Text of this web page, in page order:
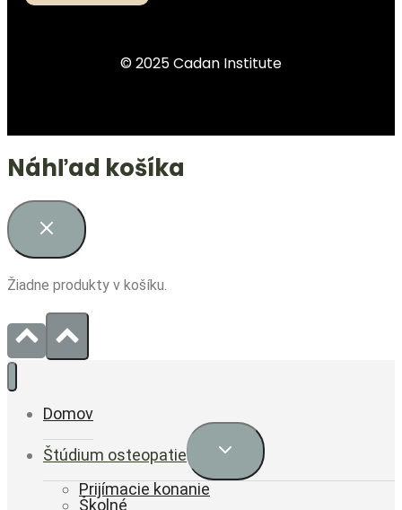
© 2025 Cadan Institute
Náhľad košíka
Žiadne produkty v košíku.
Domov
Štúdium osteopatie
Expand
Prijímacie konanie
Školné